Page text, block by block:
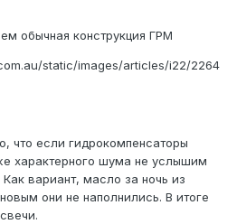
обычная конструкция ГРМ
static/images/articles/i22/2264
что если гидрокомпенсаторы
характерного шума не услышим
вариант, масло за ночь из
они не наполнились. В итоге